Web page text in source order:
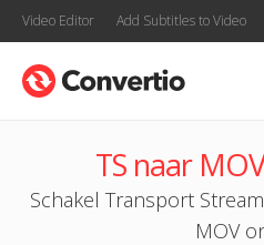
Video Editor Add Subtitles to Video
TS naar
Schakel Transport
MOV